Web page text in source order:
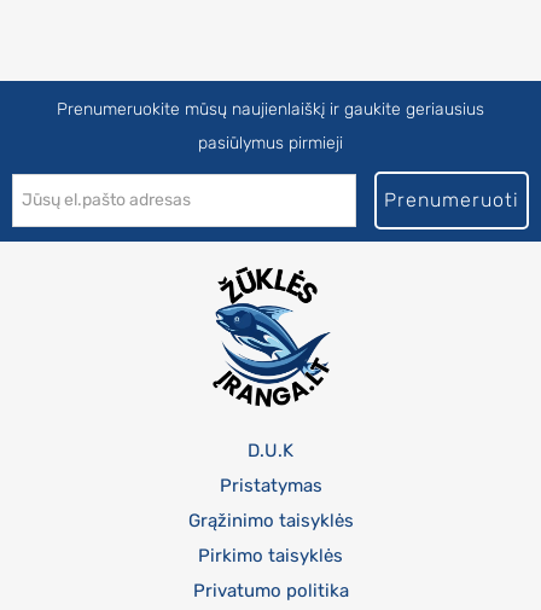
Prenumeruokite mūsų naujienlaiškį ir gaukite geriausius
pasiūlymus pirmieji
Prenumeruoti
D.U.K
Pristatymas
Grąžinimo taisyklės
Pirkimo taisyklės
Privatumo politika